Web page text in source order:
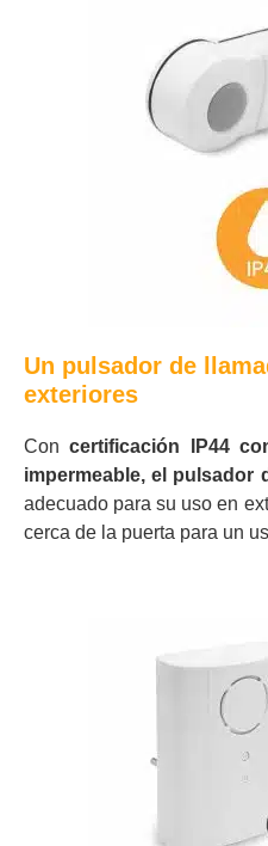
Un pulsador de
exteriores
Concertificación IP44
impermeable, el pulsador
adecuado para su uso en
cerca de la puerta para un